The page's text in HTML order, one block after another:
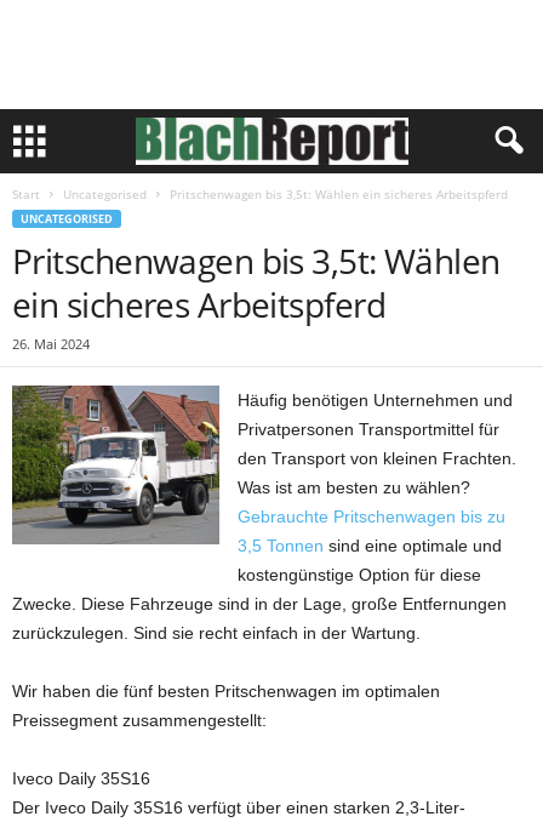
Start Uncategorised Pritschenwagen bis 3,5t: Wählen ein sicheres Arbeitspferd
UNCATEGORISED
Pritschenwagen bis 3,5t: Wählen
ein sicheres Arbeitspferd
26. Mai 2024
Häufig benötigen Unternehmen und
Privatpersonen Transportmittel für
den Transport von kleinen Frachten.
Was ist am besten zu wählen?
Gebrauchte Pritschenwagen bis zu
3,5 Tonnen sind eine optimale und
kostengünstige Option für diese
Zwecke. Diese Fahrzeuge sind in der Lage, große Entfernungen
zurückzulegen. Sind sie recht einfach in der Wartung.
Wir haben die fünf besten Pritschenwagen im optimalen
Preissegment zusammengestellt:
Iveco Daily 35S16
Der Iveco Daily 35S16 verfügt über einen starken 2,3-Liter-